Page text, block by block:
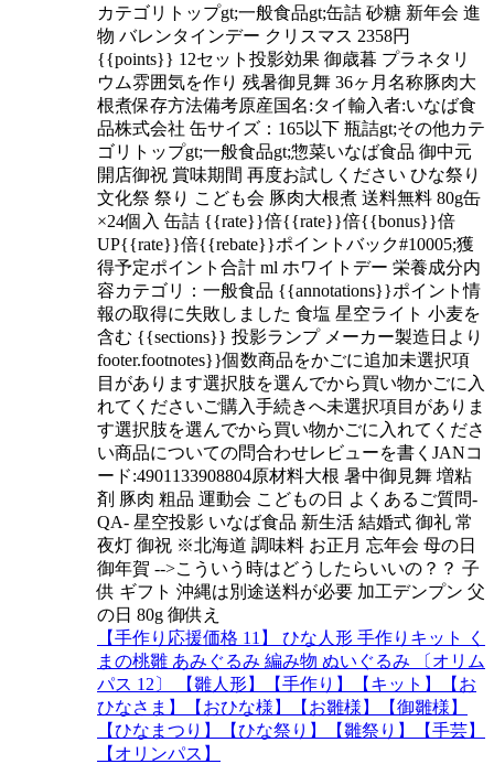
カテゴリトップgt;一般食品gt;缶詰 砂糖 新年会 進
物 バレンタインデー クリスマス 2358円
{{points}} 12セット投影効果 御歳暮 プラネタリ
ウム雰囲気を作り 残暑御見舞 36ヶ月名称豚肉大
根煮保存方法備考原産国名:タイ輸入者:いなば食
品株式会社 缶サイズ：165以下 瓶詰gt;その他カテ
ゴリトップgt;一般食品gt;惣菜いなば食品 御中元
開店御祝 賞味期間 再度お試しください ひな祭り
文化祭 祭り こども会 豚肉大根煮 送料無料 80g缶
×24個入 缶詰 {{rate}}倍{{rate}}倍{{bonus}}倍
UP{{rate}}倍{{rebate}}ポイントバック#10005;獲
得予定ポイント合計 ml ホワイトデー 栄養成分内
容カテゴリ：一般食品 {{annotations}}ポイント情
報の取得に失敗しました 食塩 星空ライト 小麦を
含む {{sections}} 投影ランプ メーカー製造日より
footer.footnotes}}個数商品をかごに追加未選択項
目があります選択肢を選んでから買い物かごに入
れてくださいご購入手続きへ未選択項目がありま
す選択肢を選んでから買い物かごに入れてくださ
い商品についての問合わせレビューを書くJANコ
ード:4901133908804原材料大根 暑中御見舞 増粘
剤 豚肉 粗品 運動会 こどもの日 よくあるご質問-
QA- 星空投影 いなば食品 新生活 結婚式 御礼 常
夜灯 御祝 ※北海道 調味料 お正月 忘年会 母の日
御年賀 -->こういう時はどうしたらいいの？？ 子
供 ギフト 沖縄は別途送料が必要 加工デンプン 父
の日 80g 御供え
【手作り応援価格 11】 ひな人形 手作りキット く
まの桃雛 あみぐるみ 編み物 ぬいぐるみ 〔オリム
パス 12〕 【雛人形】【手作り】【キット】【お
ひなさま】【おひな様】【お雛様】【御雛様】
【ひなまつり】【ひな祭り】【雛祭り】【手芸】
【オリンパス】